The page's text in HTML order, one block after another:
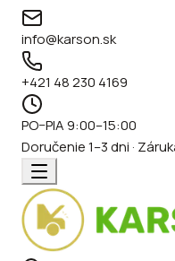
info@karson.sk
+421 48 230 4169
PO–PIA 9:00–15:00
Doručenie 1–3 dni ·